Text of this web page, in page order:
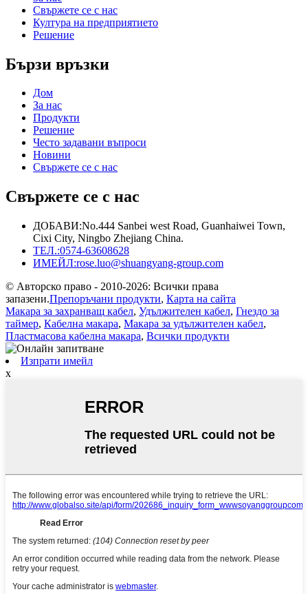
Свържете се с нас
Култура на предприятието
Решение
Бързи връзки
Дом
За нас
Продукти
Решение
Често задавани въпроси
Новини
Свържете се с нас
Свържете се с нас
ДОБАВИ:No.444 Sanbei west Road, Guanhaiwei Town,
Cixi City, Ningbo Zhejiang China.
ТЕЛ.:0574-63608628
ИМЕЙЛ:rose.luo@shuangyang-group.com
© Авторско право - 2010-2026: Всички права
запазени.Препоръчани продукти, Карта на сайта
Макара за захранващ кабел, Удължителен кабел, Гнездо за
таймер, Кабелна макара, Макара за удължителен кабел,
Пластмасова кабелна макара, Всички продукти
Изпрати имейл
x